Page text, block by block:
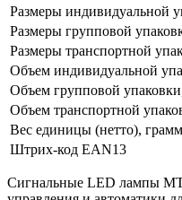
Размеры индивидуальной
Размеры групповой
Размеры транспортной
Объем индивидуальной
Объем групповой
Объем транспортной
Вес единицы (нетто), грамм
Штрих-код EAN13
Сигнальные LED лампы